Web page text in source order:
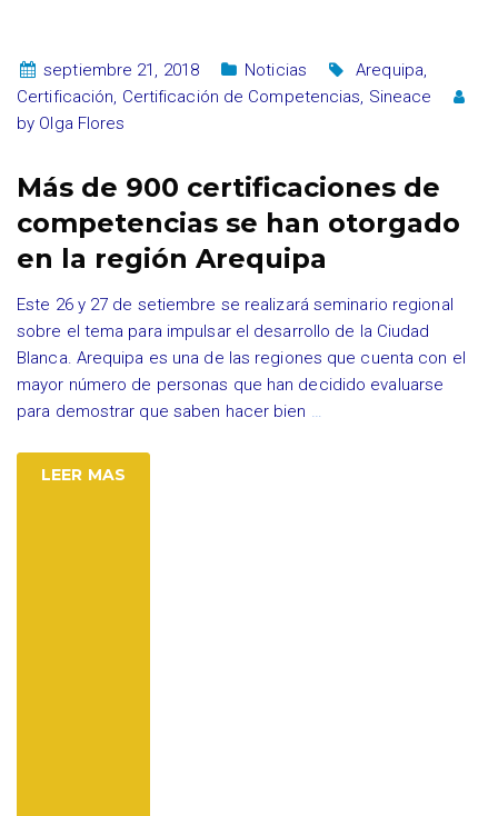
septiembre 21, 2018 Noticias Arequipa,
Certificación, Certificación de Competencias, Sineace
by Olga Flores
Más de 900 certificaciones de
competencias se han otorgado
en la región Arequipa
Este 26 y 27 de setiembre se realizará seminario regional
sobre el tema para impulsar el desarrollo de la Ciudad
Blanca. Arequipa es una de las regiones que cuenta con el
mayor número de personas que han decidido evaluarse
para demostrar que saben hacer bien …
LEER MAS